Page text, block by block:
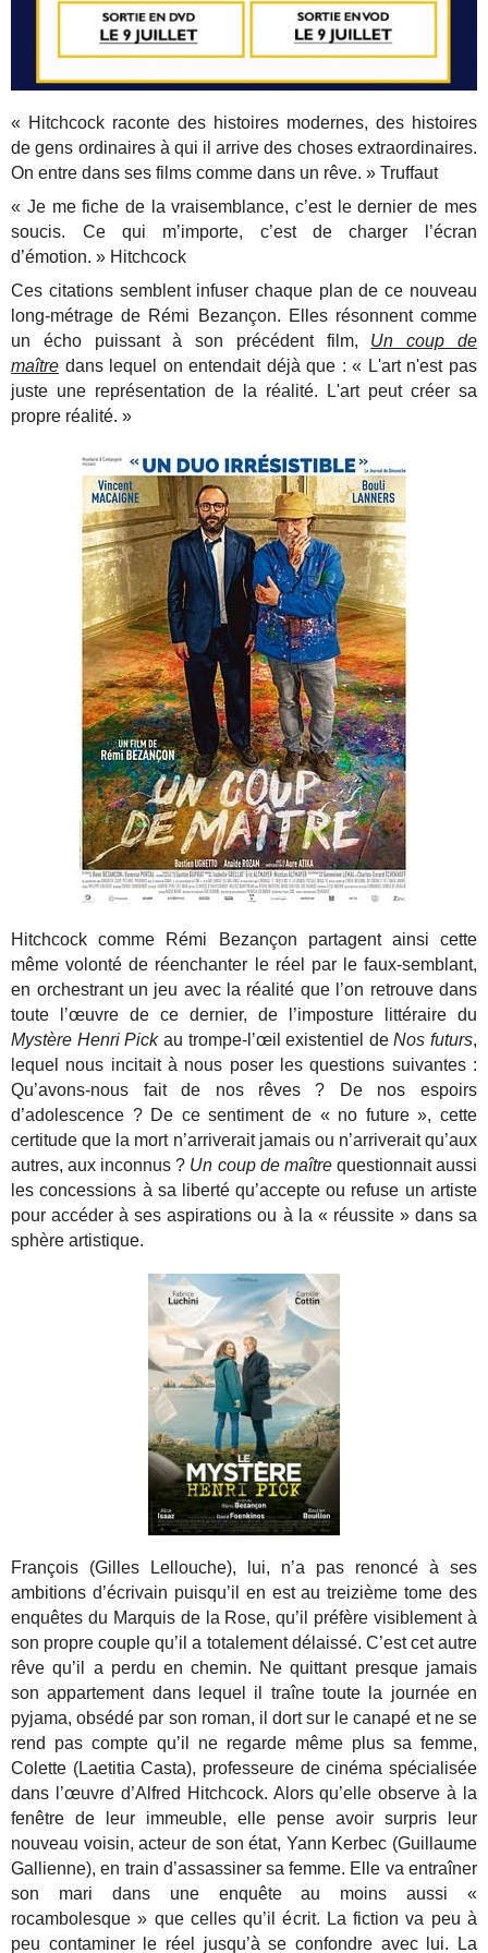
« Hitchcock raconte des histoires modernes, des histoires
de gens ordinaires à qui il arrive des choses extraordinaires.
On entre dans ses films comme dans un rêve. » Truffaut
« Je me fiche de la vraisemblance, c’est le dernier de mes
soucis. Ce qui m’importe, c’est de charger l’écran
d’émotion. » Hitchcock
Ces citations semblent infuser chaque plan de ce nouveau
long-métrage de Rémi Bezançon. Elles résonnent comme
un écho puissant à son précédent film, Un coup de
maître dans lequel on entendait déjà que : « L'art n'est pas
juste une représentation de la réalité. L'art peut créer sa
propre réalité. »
Hitchcock comme Rémi Bezançon partagent ainsi cette
même volonté de réenchanter le réel par le faux-semblant,
en orchestrant un jeu avec la réalité que l’on retrouve dans
toute l’œuvre de ce dernier, de l’imposture littéraire du
Mystère Henri Pickau trompe-l’œil existentiel deNos futurs,
lequel nous incitait à nous poser les questions suivantes :
Qu’avons-nous fait de nos rêves ? De nos espoirs
d’adolescence ? De ce sentiment de « no future », cette
certitude que la mort n’arriverait jamais ou n’arriverait qu’aux
autres, aux inconnus ? Un coup de maîtrequestionnait aussi
les concessions à sa liberté qu’accepte ou refuse un artiste
pour accéder à ses aspirations ou à la « réussite » dans sa
sphère artistique.
François (Gilles Lellouche), lui, n’a pas renoncé à ses
ambitions d’écrivain puisqu’il en est au treizième tome des
enquêtes du Marquis de la Rose, qu’il préfère visiblement à
son propre couple qu’il a totalement délaissé. C’est cet autre
rêve qu’il a perdu en chemin. Ne quittant presque jamais
son appartement dans lequel il traîne toute la journée en
pyjama, obsédé par son roman, il dort sur le canapé et ne se
rend pas compte qu’il ne regarde même plus sa femme,
Colette (Laetitia Casta), professeure de cinéma spécialisée
dans l’œuvre d’Alfred Hitchcock. Alors qu’elle observe à la
fenêtre de leur immeuble, elle pense avoir surpris leur
nouveau voisin, acteur de son état, Yann Kerbec (Guillaume
Gallienne), en train d’assassiner sa femme. Elle va entraîner
son mari dans une enquête au moins aussi «
rocambolesque » que celles qu’il écrit. La fiction va peu à
peu contaminer le réel jusqu’à se confondre avec lui. La